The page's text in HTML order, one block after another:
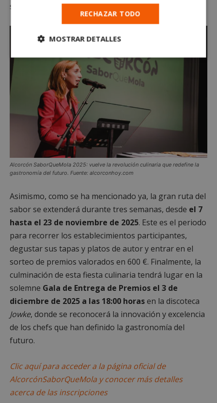
sabores que dominarán la gastronomía.
Alcorcón SaborQueMola 2025: vuelve la revolución culinaria que redefine la
gastronomía del futuro. Fuente: alcorconhoy.com
Asimismo, como se ha mencionado ya, la gran ruta del
sabor se extenderá durante tres semanas, desde el 7
hasta el 23 de noviembre de 2025. Este es el periodo
para recorrer los establecimientos participantes,
degustar sus tapas y platos de autor y entrar en el
sorteo de premios valorados en 600 €. Finalmente, la
culminación de esta fiesta culinaria tendrá lugar en la
solemne Gala de Entrega de Premios el 3 de
diciembre de 2025 a las 18:00 horasen la discoteca
Jowke, donde se reconocerá la innovación y excelencia
de los chefs que han definido la gastronomía del
futuro.
Clic aquí para acceder a la página oficial de
AlcorcónSaborQueMola y conocer más detalles
acerca de las inscripciones
RECHAZAR TODO
MOSTRAR DETALLES
Cookies
estrictamente
necesarias
Cookies de
rendimiento
Cookies de
preferencias
Cookies de
funcionalidad
Cookies no clasificadas
Cookies estrictamente necesarias
Cookies de rendimiento
Cookies de preferencias
Cookies de funcionalidad
Cookies no clasificadas
Las cookies estrictamente necesarias permiten la
funcionalidad principal del sitio web, como el
inicio de sesión de usuario y la gestión de cuentas.
El sitio web no se puede utilizar correctamente sin
las cookies estrictamente necesarias.
PHPSESSID
PHP.net